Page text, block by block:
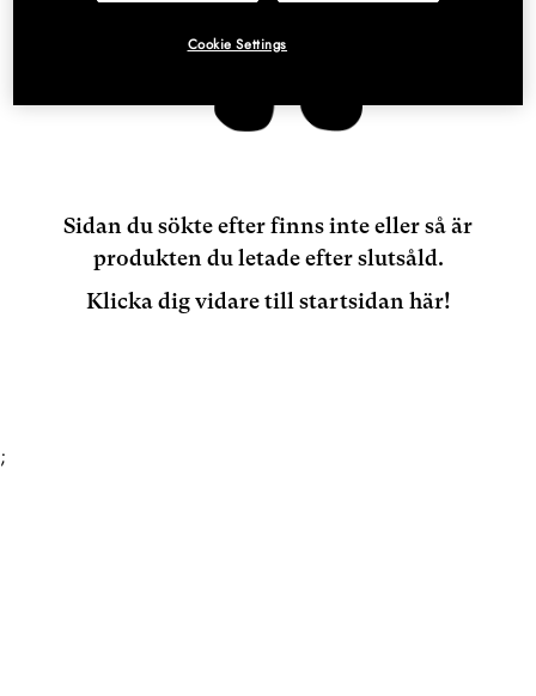
Sidan du sökte efter finns inte eller så är
produkten du letade efter slutsåld.
Klicka dig vidare till startsidan här!
;
Cookie Settings